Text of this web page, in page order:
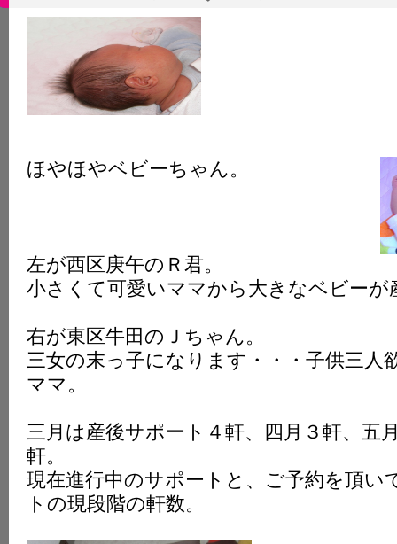
ほやほやベビーちゃん。
左が西区庚午のＲ君。
小さくて可愛いママから大きなベビーが
右が東区牛田のＪちゃん。
三女の末っ子になります・・・子供三人
ママ。
三月は産後サポート４軒、四月３軒、五
軒。
現在進行中のサポートと、ご予約を頂い
トの現段階の軒数。